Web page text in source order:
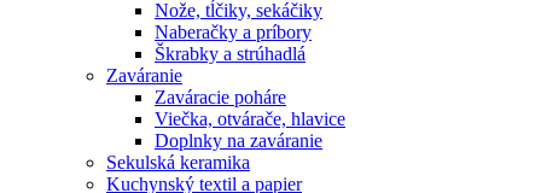
Nože, tĺčiky, sekáčiky
Naberačky a príbory
Škrabky a strúhadlá
Zaváranie
Zaváracie poháre
Viečka, otvárače, hlavice
Doplnky na zaváranie
Sekulská keramika
Kuchynský textil a papier